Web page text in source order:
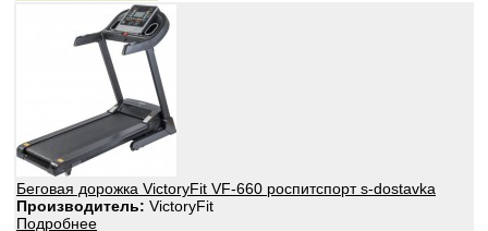
Беговая дорожка VictoryFit VF-660 роспитспорт s-dostavka
Производитель: VictoryFit
Подробнее